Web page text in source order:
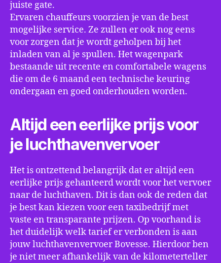
juiste gate.
Ervaren chauffeurs voorzien je van de best
mogelijke service. Ze zullen er ook nog eens
voor zorgen dat je wordt geholpen bij het
inladen van al je spullen. Het wagenpark
bestaande uit recente en comfortabele wagens
die om de 6 maand een technische keuring
ondergaan en goed onderhouden worden.
Altijd een eerlijke prijs voor
je luchthavenvervoer
Het is ontzettend belangrijk dat er altijd een
eerlijke prijs gehanteerd wordt voor het vervoer
naar de luchthaven. Dit is dan ook de reden dat
je best kan kiezen voor een taxibedrijf met
vaste en transparante prijzen. Op voorhand is
het duidelijk welk tarief er verbonden is aan
jouw luchthavenvervoer Bovesse. Hierdoor ben
je niet meer afhankelijk van de kilometerteller